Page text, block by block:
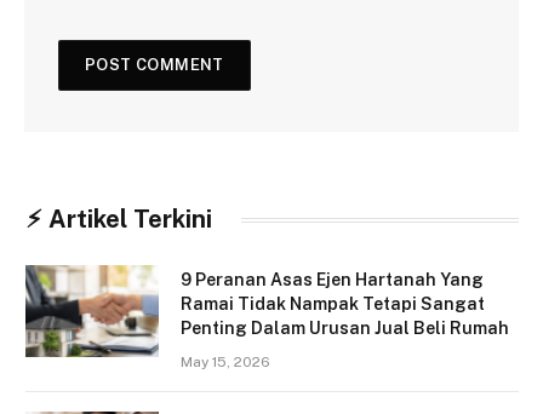
⚡︎ Artikel Terkini
9 Peranan Asas Ejen Hartanah Yang
Ramai Tidak Nampak Tetapi Sangat
Penting Dalam Urusan Jual Beli Rumah
May 15, 2026